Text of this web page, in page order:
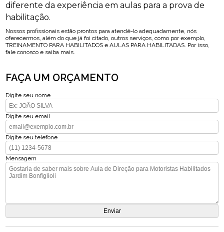
diferente da experiência em aulas para a prova de
habilitação.
Nossos profissionais estão prontos para atendê-lo adequadamente, nós
oferecermos, além do que já foi citado, outros serviços, como por exemplo,
TREINAMENTO PARA HABILITADOS e AULAS PARA HABILITADAS. Por isso,
fale conosco e saiba mais.
FAÇA UM ORÇAMENTO
Digite seu nome
Digite seu email
Digite seu telefone
Mensagem